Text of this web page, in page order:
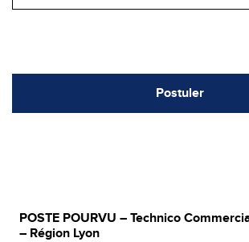
Postuler
POSTE POURVU – Technico
– Région Lyon